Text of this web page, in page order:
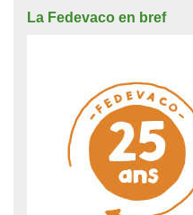
La Fedevaco en bref